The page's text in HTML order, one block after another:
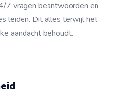
7 vragen beantwoorden en
leiden. Dit alles terwijl het
aandacht behoudt.